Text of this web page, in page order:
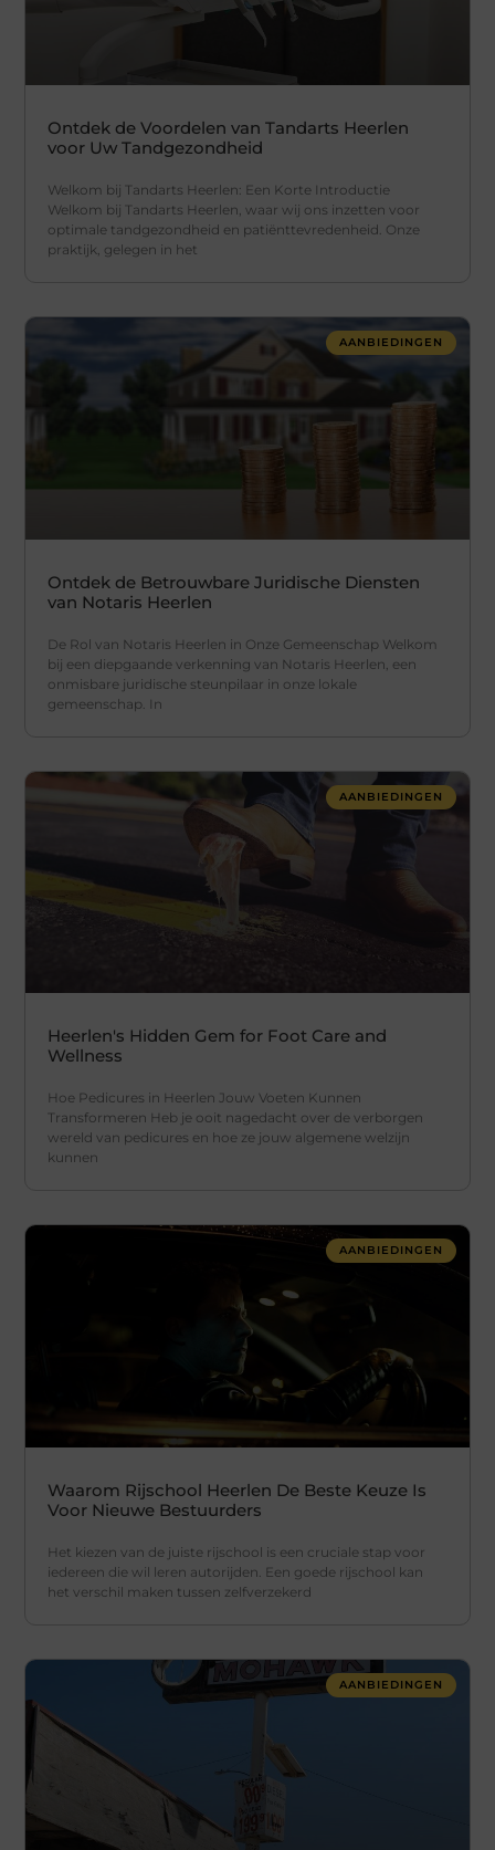
Ontdek de Voordelen van Tandarts Heerlen
voor Uw Tandgezondheid
Welkom bij Tandarts Heerlen: Een Korte Introductie
Welkom bij Tandarts Heerlen, waar wij ons inzetten voor
optimale tandgezondheid en patiënttevredenheid. Onze
praktijk, gelegen in het
AANBIEDINGEN
Ontdek de Betrouwbare Juridische Diensten
van Notaris Heerlen
De Rol van Notaris Heerlen in Onze Gemeenschap Welkom
bij een diepgaande verkenning van Notaris Heerlen, een
onmisbare juridische steunpilaar in onze lokale
gemeenschap. In
AANBIEDINGEN
Heerlen's Hidden Gem for Foot Care and
Wellness
Hoe Pedicures in Heerlen Jouw Voeten Kunnen
Transformeren Heb je ooit nagedacht over de verborgen
wereld van pedicures en hoe ze jouw algemene welzijn
kunnen
AANBIEDINGEN
Waarom Rijschool Heerlen De Beste Keuze Is
Voor Nieuwe Bestuurders
Het kiezen van de juiste rijschool is een cruciale stap voor
iedereen die wil leren autorijden. Een goede rijschool kan
het verschil maken tussen zelfverzekerd
AANBIEDINGEN